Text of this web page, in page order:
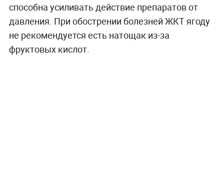
способна усиливать действие препаратов от
давления. При обострении болезней ЖКТ ягоду
не рекомендуется есть натощак из-за
фруктовых кислот.